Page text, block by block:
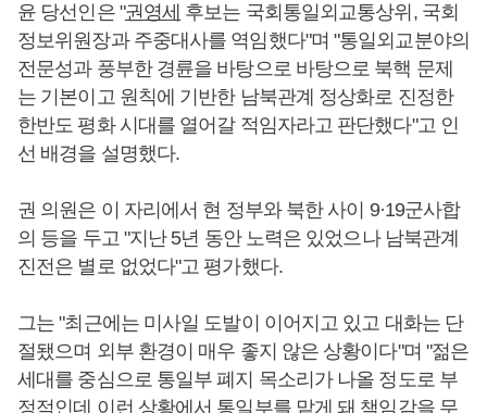
윤 당선인은 "권영세 후보는 국회통일외교통상위, 국회
정보위원장과 주중대사를 역임했다"며 "통일외교분야의
전문성과 풍부한 경륜을 바탕으로 바탕으로 북핵 문제
는 기본이고 원칙에 기반한 남북관계 정상화로 진정한
한반도 평화 시대를 열어갈 적임자라고 판단했다"고 인
선 배경을 설명했다.
권 의원은 이 자리에서 현 정부와 북한 사이 9·19군사합
의 등을 두고 "지난 5년 동안 노력은 있었으나 남북관계
진전은 별로 없었다"고 평가했다.
그는 "최근에는 미사일 도발이 이어지고 있고 대화는 단
절됐으며 외부 환경이 매우 좋지 않은 상황이다"며 "젊은
세대를 중심으로 통일부 폐지 목소리가 나올 정도로 부
정적인데 이런 상황에서 통일부를 맡게 돼 책임감을 무